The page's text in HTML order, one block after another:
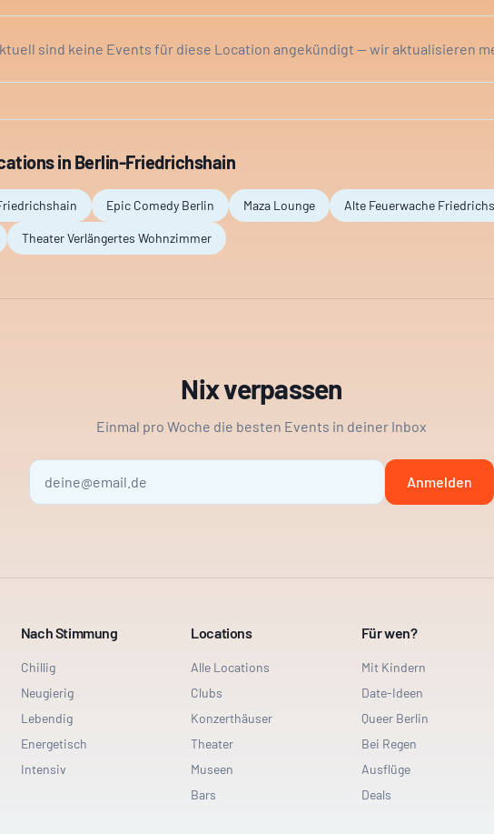
sind keine Events für diese Location angekündigt — wir aktualisieren
in Berlin-Friedrichshain
Epic Comedy Berlin Maza Lounge Alte Feuerwache
Theater Verlängertes Wohnzimmer
Nix verpassen
Einmal pro Woche die besten Events in deiner Inbox
Anmelden
Nach Stimmung
Chillig
Neugierig
Lebendig
Energetisch
Intensiv
Locations
Alle Locations
Clubs
Konzerthäuser
Theater
Museen
Bars
Für wen?
Mit Kindern
Date-Ideen
Queer Berlin
Bei Regen
Ausflüge
Deals